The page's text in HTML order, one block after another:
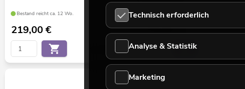
Bestand reicht ca. 12 Wo.
219,00€
No. 80709612
Bestand reicht ca. 12 Wo.
479,00€
Technisch erforderlich
Analyse & Statistik
Marketing